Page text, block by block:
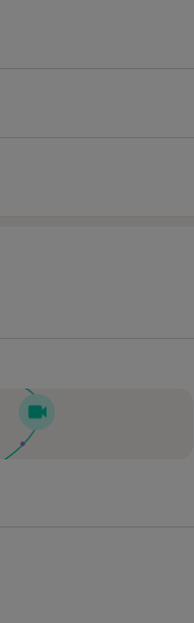
Zobrazit více